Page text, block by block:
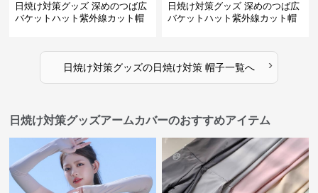
日焼け対策グッズ 深めのつば広
バケットハット紫外線カット帽
日焼け対策グッズ 深めのつば広
バケットハット紫外線カット帽
日焼け対策グッズの日焼け対策 帽子一覧へ ›
日焼け対策グッズアームカバーのおすすめアイテム